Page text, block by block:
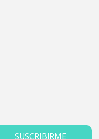
SUSCRIBIRME